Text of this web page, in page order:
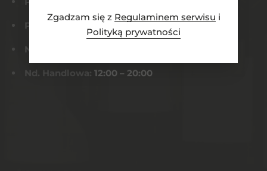
Zgadzam się z Regulaminem serwisu i
Polityką prywatności
Pt-Sob: 9:00 – 22:00
Niedziela:
Nd. Handlowa: 12:00 – 20:00